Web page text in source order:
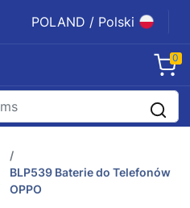
POLAND / Polski
0
BLP539 Baterie do Telefonów
OPPO